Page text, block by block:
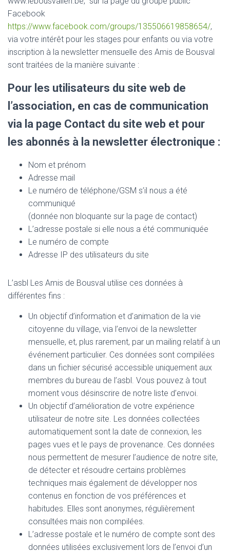
Facebook
https://www.facebook.com/groups/135506619858654/,
via votre intérêt pour les stages pour enfants ou via votre
inscription à la newsletter mensuelle des Amis de Bousval
sont traitées de la manière suivante :
Pour les utilisateurs du site web de
l’association, en cas de communication
via la page Contact du site web et pour
les abonnés à la newsletter électronique :
Nom et prénom
Adresse mail
Le numéro de téléphone/GSM s’il nous a été
communiqué
(donnée non bloquante sur la page de contact)
L’adresse postale si elle nous a été communiquée
Le numéro de compte
Adresse IP des utilisateurs du site
L’asbl Les Amis de Bousval utilise ces données à
différentes fins :
Un objectif d’information et d’animation de la vie
citoyenne du village, via l’envoi de la newsletter
mensuelle, et, plus rarement, par un mailing relatif à un
événement particulier. Ces données sont compilées
dans un fichier sécurisé accessible uniquement aux
membres du bureau de l’asbl. Vous pouvez à tout
moment vous désinscrire de notre liste d’envoi.
Un objectif d’amélioration de votre expérience
utilisateur de notre site. Les données collectées
automatiquement sont la date de connexion, les
pages vues et le pays de provenance. Ces données
nous permettent de mesurer l’audience de notre site,
de détecter et résoudre certains problèmes
techniques mais également de développer nos
contenus en fonction de vos préférences et
habitudes. Elles sont anonymes, régulièrement
consultées mais non compilées.
L’adresse postale et le numéro de compte sont des
données utilisées exclusivement lors de l’envoi d’un